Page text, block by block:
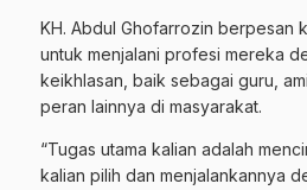
KH. Abdul Ghofarrozin berpesan
untuk menjalani profesi mereka
keikhlasan, baik sebagai guru,
peran lainnya di masyarakat.
“Tugas utama kalian adalah
kalian pilih dan menjalankannya